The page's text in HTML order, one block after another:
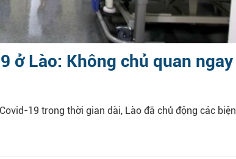
ở Lào: Không chủ quan ngay
19 trong thời gian dài, Lào đã chủ động các biện